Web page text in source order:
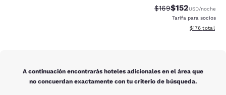
Tarifa tachada:
$169Tarifa reducida:
$152USD/noche
Tarifa para socios
Ver detalles
$176 total
A continuación encontrarás hoteles adicionales en el área que
no concuerdan exactamente con tu criterio de búsqueda.